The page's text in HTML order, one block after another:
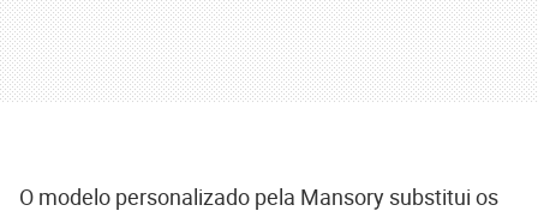
O modelo personalizado pela Mansory substitui os